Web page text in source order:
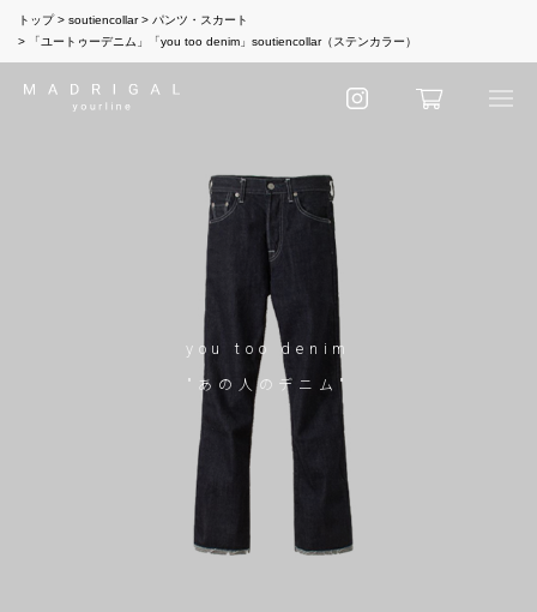
トップ soutiencollar
パンツ・スカート
「ユートゥーデニム」「you too denim」soutiencollar（ステンカラー）
you too denim
"あの人のデニム"